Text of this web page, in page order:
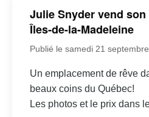
Julie Snyder vend
Îles-de-la-Madeleine
Publié le samedi 21
Un emplacement de rêve
beaux coins du Québec!
Les photos et le prix dans